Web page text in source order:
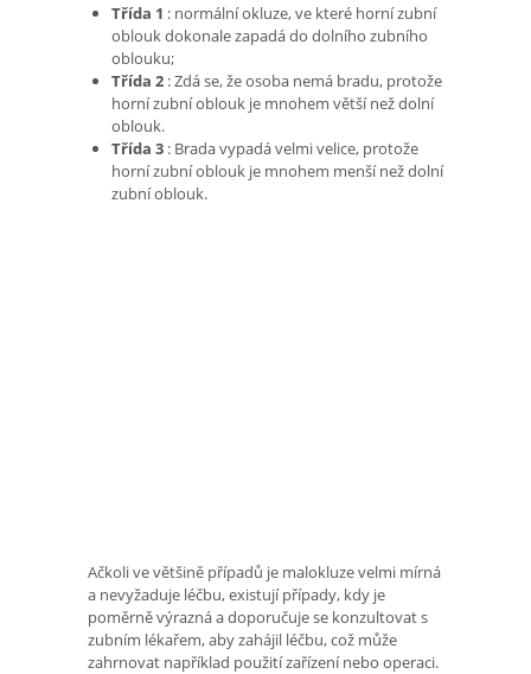
Třída 1 : normální okluze, ve které horní zubní
oblouk dokonale zapadá do dolního zubního
oblouku;
Třída 2 : Zdá se, že osoba nemá bradu, protože
horní zubní oblouk je mnohem větší než dolní
oblouk.
Třída 3 : Brada vypadá velmi velice, protože
horní zubní oblouk je mnohem menší než dolní
zubní oblouk.
Ačkoli ve většině případů je malokluze velmi mírná
a nevyžaduje léčbu, existují případy, kdy je
poměrně výrazná a doporučuje se konzultovat s
zubním lékařem, aby zahájil léčbu, což může
zahrnovat například použití zařízení nebo operaci.